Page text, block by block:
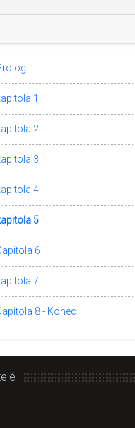
1
2
3
4
5
6
7
8 - Konec